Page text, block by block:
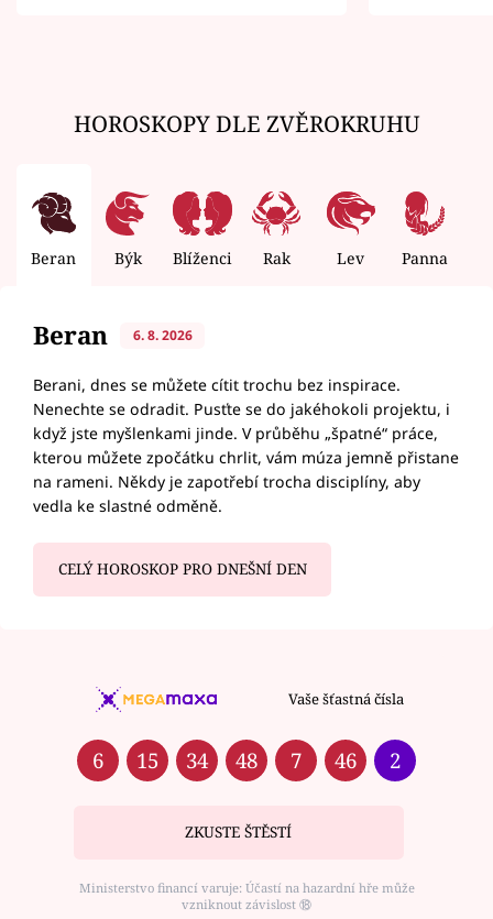
HOROSKOPY DLE ZVĚROKRUHU
Beran Býk Blíženci Rak Lev Panna
Beran 6. 8. 2026
Berani, dnes se můžete cítit trochu bez inspirace.
Nenechte se odradit. Pusťte se do jakéhokoli projektu, i
když jste myšlenkami jinde. V průběhu „špatné“ práce,
kterou můžete zpočátku chrlit, vám múza jemně přistane
na rameni. Někdy je zapotřebí trocha disciplíny, aby
vedla ke slastné odměně.
CELÝ HOROSKOP PRO DNEŠNÍ DEN
Vaše šťastná čísla
6 15 34 48 7 46 2
ZKUSTE ŠTĚSTÍ
Ministerstvo financí varuje: Účastí na hazardní hře může
vzniknout závislost ⑱